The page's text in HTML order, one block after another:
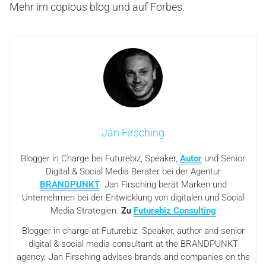
Mehr im copious blog und auf Forbes.
Jan Firsching
Blogger in Charge bei Futurebiz, Speaker, Autor und Senior
Digital & Social Media Berater bei der Agentur
BRANDPUNKT. Jan Firsching berät Marken und
Unternehmen bei der Entwicklung von digitalen und Social
Media Strategien. Zu Futurebiz Consulting
Blogger in charge at Futurebiz. Speaker, author and senior
digital & social media consultant at the BRANDPUNKT
agency. Jan Firsching advises brands and companies on the